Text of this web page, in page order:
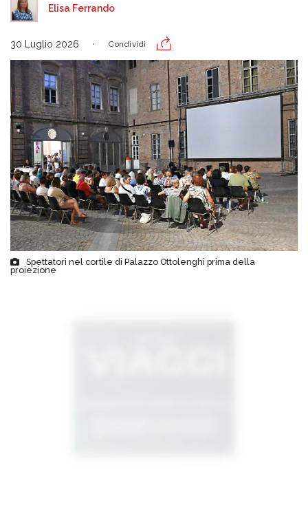
Elisa Ferrando
30 Luglio 2026 Condividi
Spettatori nel cortile di Palazzo Ottolenghi prima della
proiezione